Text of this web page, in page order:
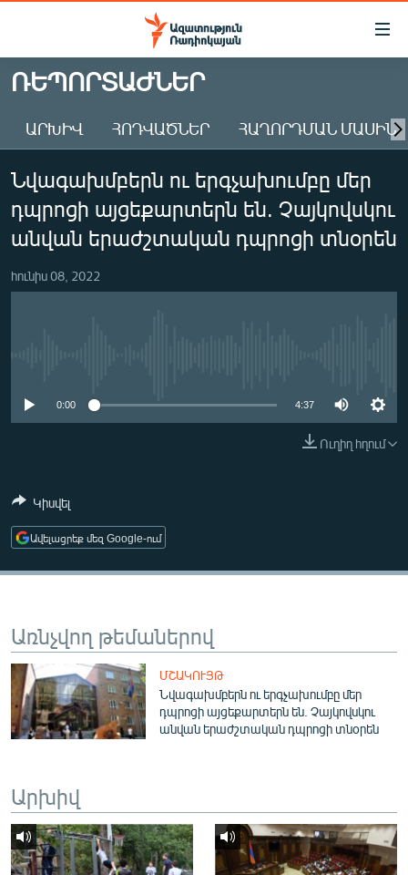
Մատչելիության
Անցնել
հիմնական
Անցնել
հիմնական
մենյուին
ԱԶԱՏՈՒԹՅՈՒՆ TV
ՀԱՅԱՍՏԱՆ
ԸՆՏՐՈՒԹՅՈՒՆՆԵՐ 2026
ԻՐԱՎՈՒՆՔ
ՏՆՏԵՍՈՒԹՅՈՒՆ
ՄԻՋԱԶԳԱՅԻՆ
ՄԵԿՆԱԲԱՆՈՒԹՅՈՒՆ
ՏՏ ԵՒ ԻՆՏԵՐՆԵՏ
ՏԵՍԱՆՅՈՒԹԵՐ
ԲԱՆԱՎԵՃ
ՁԳՏԵԼՈՎ ԼԱՎԱԳՈՒՅՆԻՆ
Հայերեն
English
Русский
ՌԵՊՈՐՏԱԺՆԵՐ
ԱՐԽԻՎ ՀՈԴՎԱԾՆԵՐ ՀԱՂՈՐԴՄԱՆ ՄԱՍԻՆ
Նվագախմբերն ու երգչախումբը մեր
դպրոցի այցեքարտերն են. Չայկովսկու
անվան երաժշտական դպրոցի տնօրեն
հունիս 08, 2022
0:00 4:37
Ուղիղ հղում
Կիսվել
Ավելացրեք մեզ Google-ում
Առնչվող թեմաներով
ՄՇԱԿՈՒՅԹ
Նվագախմբերն ու երգչախումբը մեր
դպրոցի այցեքարտերն են. Չայկովսկու
անվան երաժշտական դպրոցի տնօրեն
Արխիվ